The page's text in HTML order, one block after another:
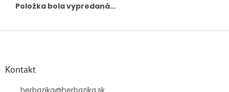
Položka bola vypredaná…
Kontakt